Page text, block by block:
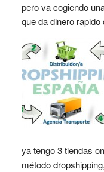
pero va cogiendo
que da dinero
ya tengo 3 tiendas
método